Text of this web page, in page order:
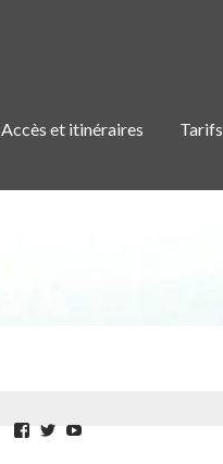
Accès et itinéraires Tarifs
Facebook
Twitter